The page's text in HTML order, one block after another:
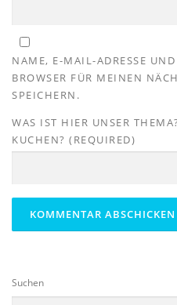
NAME, E-MAIL-ADRESSE
BROWSER FÜR MEINEN
SPEICHERN.
WAS IST HIER UNSER
KUCHEN? (REQUIRED)
Suchen